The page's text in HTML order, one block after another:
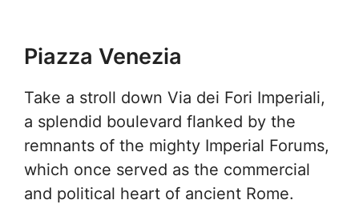
Piazza Venezia
Take a stroll down Via dei Fori Imperiali,
a splendid boulevard flanked by the
remnants of the mighty Imperial Forums,
which once served as the commercial
and political heart of ancient Rome.